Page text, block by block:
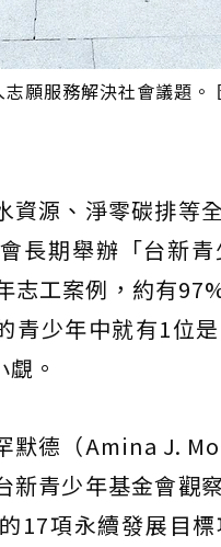
願服務解決社會議題。
資源、淨零碳排等
長期舉辦「台新青
志工案例，約有
青少年中就有1位
。
默德（Amina J.
新青少年基金會觀
17項永續發展目